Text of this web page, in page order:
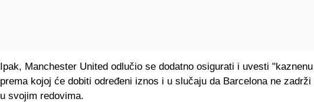
Ipak, Manchester United odlučio se dodatno osigurati i uvesti
prema kojoj će dobiti određeni iznos i u slučaju da Barcelona ne zadrži
u svojim redovima.